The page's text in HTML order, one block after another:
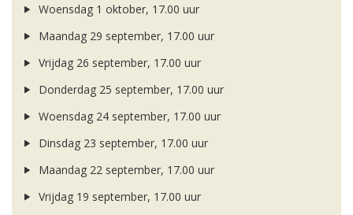
Woensdag 1 oktober, 17.00 uur
Maandag 29 september, 17.00 uur
Vrijdag 26 september, 17.00 uur
Donderdag 25 september, 17.00 uur
Woensdag 24 september, 17.00 uur
Dinsdag 23 september, 17.00 uur
Maandag 22 september, 17.00 uur
Vrijdag 19 september, 17.00 uur